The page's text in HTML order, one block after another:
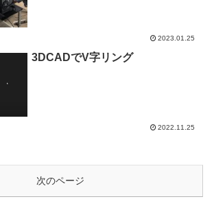
2023.01.25
3DCADでV字リング
2022.11.25
次のページ